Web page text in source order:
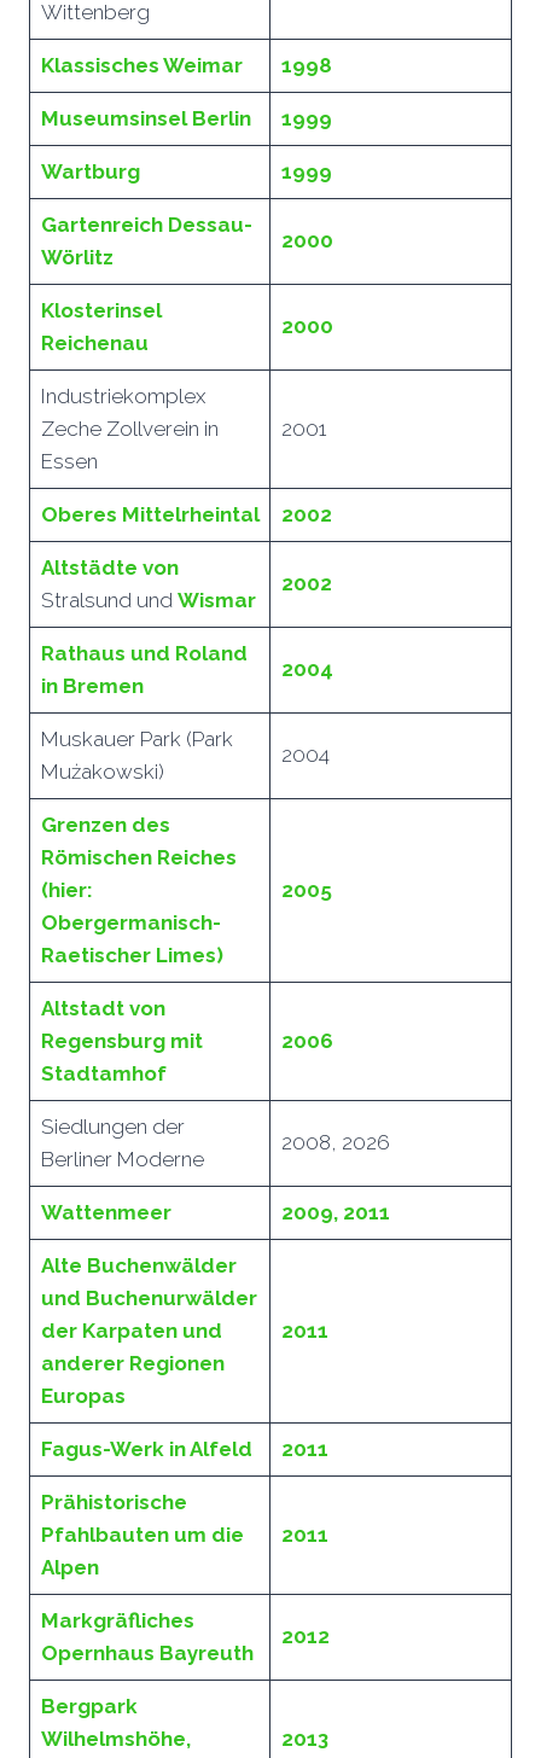
Wittenberg
Klassisches Weimar 1998
Museumsinsel Berlin 1999
Wartburg 1999
Gartenreich Dessau-
Wörlitz
2000
Klosterinsel
Reichenau
2000
Industriekomplex
Zeche Zollverein in
Essen
2001
Oberes Mittelrheintal 2002
Altstädte von
Stralsund und Wismar
2002
Rathaus und Roland
in Bremen
2004
Muskauer Park (Park
Mużakowski)
2004
Grenzen des
Römischen Reiches
(hier:
Obergermanisch-
Raetischer Limes)
2005
Altstadt von
Regensburg mit
Stadtamhof
2006
Siedlungen der
Berliner Moderne
2008, 2026
Wattenmeer 2009, 2011
Alte Buchenwälder
und Buchenurwälder
der Karpaten und
anderer Regionen
Europas
2011
Fagus-Werk in Alfeld 2011
Prähistorische
Pfahlbauten um die
Alpen
2011
Markgräfliches
Opernhaus Bayreuth
2012
Bergpark
Wilhelmshöhe,
2013